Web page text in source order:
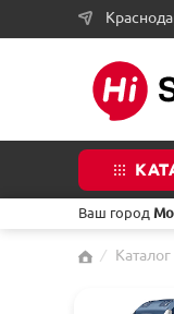
Ваш город
⁄ Каталог